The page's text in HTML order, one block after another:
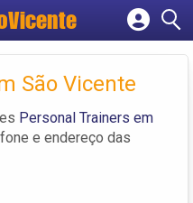
empresa
login
conta
São Vicente
Personal Trainers em
e endereço das